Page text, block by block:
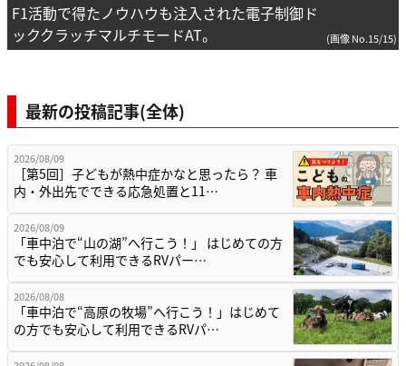
F1活動で得たノウハウも注入された電子制御ド
ッククラッチマルチモードAT。
(画像 No.15/15)
最新の投稿記事(全体)
2026/08/09
［第5回］子どもが熱中症かなと思ったら？ 車
内・外出先でできる応急処置と11…
2026/08/09
「車中泊で“山の湖”へ行こう！」 はじめての方
でも安心して利用できるRVパー…
2026/08/08
「車中泊で“高原の牧場”へ行こう！」はじめて
の方でも安心して利用できるRVパ…